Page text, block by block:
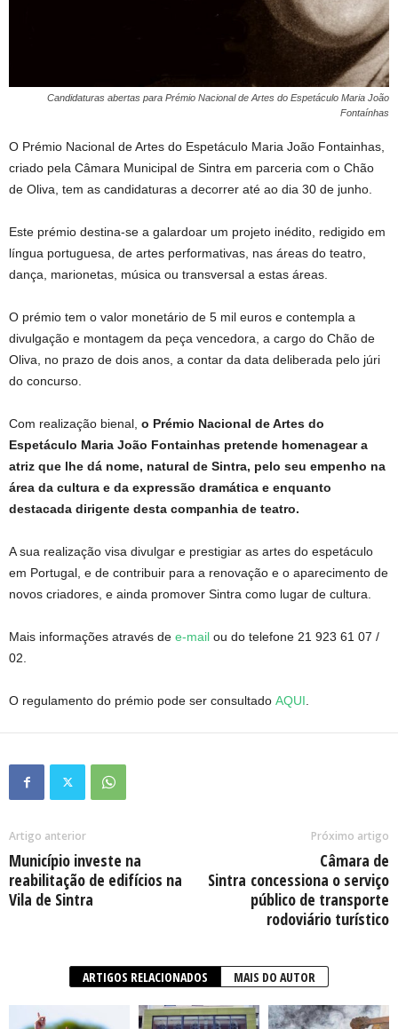
Candidaturas abertas para Prémio Nacional de Artes do Espetáculo Maria João
Fontaínhas
O Prémio Nacional de Artes do Espetáculo Maria João Fontainhas,
criado pela Câmara Municipal de Sintra em parceria com o Chão
de Oliva, tem as candidaturas a decorrer até ao dia 30 de junho.
Este prémio destina-se a galardoar um projeto inédito, redigido em
língua portuguesa, de artes performativas, nas áreas do teatro,
dança, marionetas, música ou transversal a estas áreas.
O prémio tem o valor monetário de 5 mil euros e contempla a
divulgação e montagem da peça vencedora, a cargo do Chão de
Oliva, no prazo de dois anos, a contar da data deliberada pelo júri
do concurso.
Com realização bienal, o Prémio Nacional de Artes do
Espetáculo Maria João Fontainhas pretende homenagear a
atriz que lhe dá nome, natural de Sintra, pelo seu empenho na
área da cultura e da expressão dramática e enquanto
destacada dirigente desta companhia de teatro.
A sua realização visa divulgar e prestigiar as artes do espetáculo
em Portugal, e de contribuir para a renovação e o aparecimento de
novos criadores, e ainda promover Sintra como lugar de cultura.
Mais informações através de e-mail ou do telefone 21 923 61 07 /
02.
O regulamento do prémio pode ser consultado AQUI
Artigo anterior
Município investe na
reabilitação de edifícios na
Vila de Sintra
Próximo artigo
Câmara de
Sintra concessiona o serviço
público de transporte
rodoviário turístico
ARTIGOS RELACIONADOS MAIS DO AUTOR